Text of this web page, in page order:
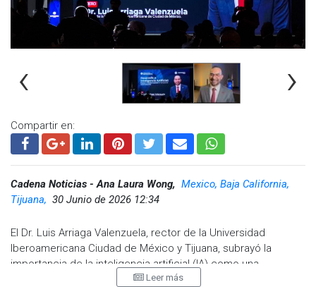
‹ ›
Compartir en:
Cadena Noticias - Ana Laura Wong, Mexico, Baja California,
Tijuana, 30 Junio de 2026 12:34
El Dr. Luis Arriaga Valenzuela, rector de la Universidad
Iberoamericana Ciudad de México y Tijuana, subrayó la
importancia de la inteligencia artificial (IA) como una
herramienta poderosa para potenciar las capacidades
Leer más